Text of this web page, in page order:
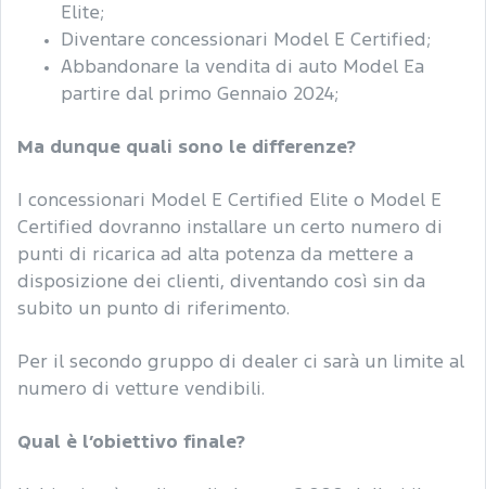
Elite;
Diventare concessionari Model E Certified;
Abbandonare la vendita di auto Model Ea
partire dal primo Gennaio 2024;
Ma dunque quali sono le differenze?
I concessionari Model E Certified Elite o Model E
Certified dovranno installare un certo numero di
punti di ricarica ad alta potenza da mettere a
disposizione dei clienti, diventando così sin da
subito un punto di riferimento.
Per il secondo gruppo di dealer ci sarà un limite al
numero di vetture vendibili.
Qual è l’obiettivo finale?